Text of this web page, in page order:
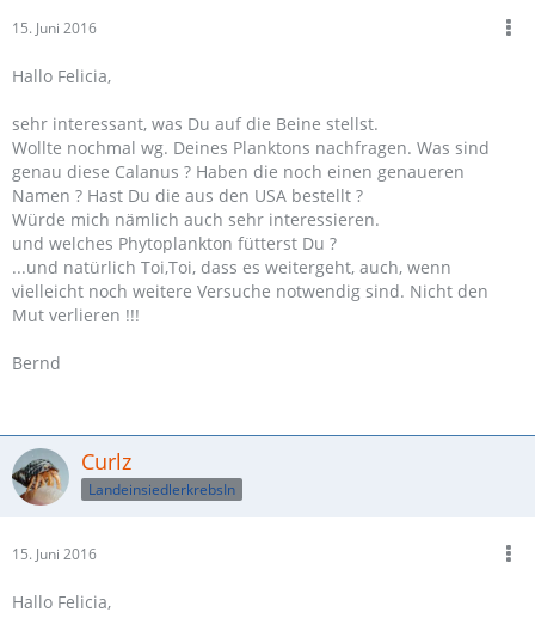
15. Juni 2016
Hallo Felicia,
sehr interessant, was Du auf die Beine stellst.
Wollte nochmal wg. Deines Planktons nachfragen. Was sind
genau diese Calanus ? Haben die noch einen genaueren
Namen ? Hast Du die aus den USA bestellt ?
Würde mich nämlich auch sehr interessieren.
und welches Phytoplankton fütterst Du ?
...und natürlich Toi,Toi, dass es weitergeht, auch, wenn
vielleicht noch weitere Versuche notwendig sind. Nicht den
Mut verlieren !!!
Bernd
Curlz
LandeinsiedlerkrebsIn
15. Juni 2016
Hallo Felicia,